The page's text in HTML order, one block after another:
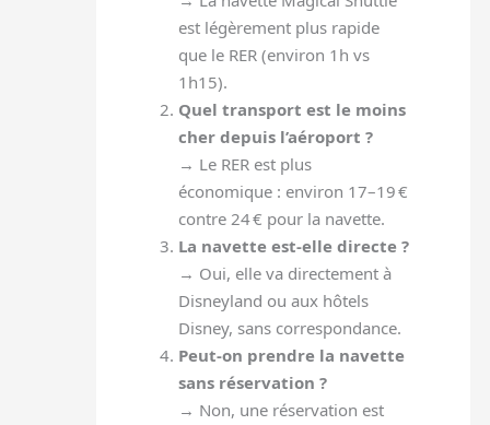
est légèrement plus rapide
que le RER (environ 1h vs
1h15).
Quel transport est le moins
cher depuis l’aéroport ?
→ Le RER est plus
économique : environ 17–19 €
contre 24 € pour la navette.
La navette est-elle directe ?
→ Oui, elle va directement à
Disneyland ou aux hôtels
Disney, sans correspondance.
Peut-on prendre la navette
sans réservation ?
→ Non, une réservation est